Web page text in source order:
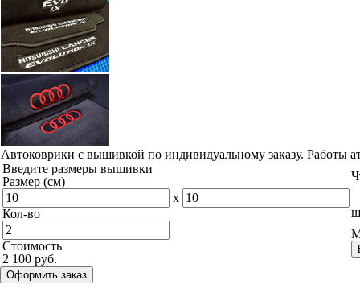
Автоковрики с вышивкой по индивидуальному заказу. Работы
Введите размеры вышивки
Размер (см)
x
Кол-во
Стоимость
2 100 руб.
Оформить заказ